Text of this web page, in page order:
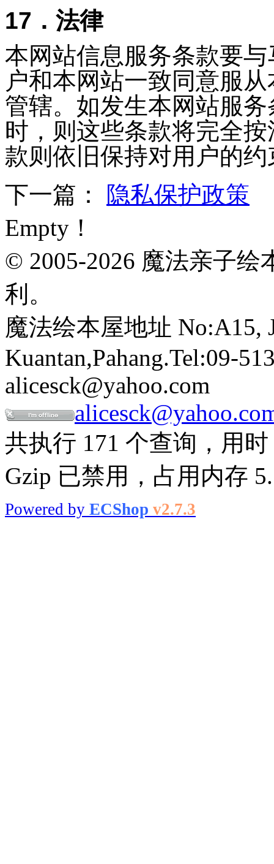
17．法律
本网站信息服务条款要
户和本网站一致同意服
管辖。如发生本网站服
时，则这些条款将完全
款则依旧保持对用户的约
下一篇： 隐私保护政策
Empty！
© 2005-2026 魔法亲子
利。
魔法绘本屋地址 No:A15,
Kuantan,Pahang.Tel:09-
alicesck@yahoo.com
共执行 171 个查询，用
Gzip 已禁用，占用内存
Powered by ECShop v2.7.3